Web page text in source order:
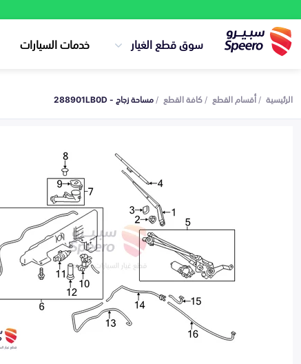
سوق قطع الغيار خدمات السيارات
الرئيسية أقسام القطع كافة القطع مساحة زجاج - 288901LB0D